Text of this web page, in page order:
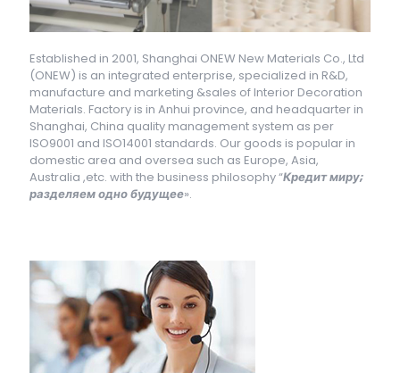
Established in 2001, Shanghai ONEW New Materials Co., Ltd
(ONEW) is an integrated enterprise, specialized in R&D,
manufacture and marketing &sales of Interior Decoration
Materials. Factory is in Anhui province, and headquarter in
Shanghai, China quality management system as per
ISO9001 and ISO14001 standards. Our goods is popular in
domestic area and oversea such as Europe, Asia,
Australia ,etc. with the business philosophy “Кредит миру;
разделяем одно будущее».